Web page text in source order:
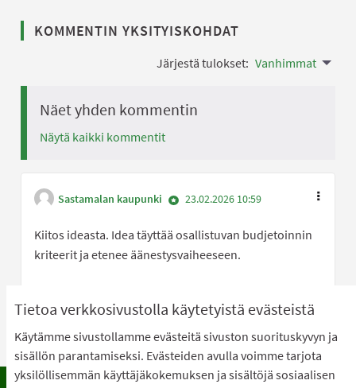
Tietoa verkkosivustolla käytetyistä evästeistä
Käytämme sivustollamme evästeitä sivuston suorituskyvyn ja
sisällön parantamiseksi. Evästeiden avulla voimme tarjota
yksilöllisemmän käyttäjäkokemuksen ja sisältöjä sosiaalisen
KOMMENTIN YKSITYISKOHDAT
Järjestä tulokset: Vanhimmat
Näet yhden kommentin
Näytä kaikki kommentit
Sastamalan kaupunki 23.02.2026 10:59
Kiitos ideasta. Idea täyttää osallistuvan budjetoinnin
kriteerit ja etenee äänestysvaiheeseen.
Olen samaa
0 Olen eri